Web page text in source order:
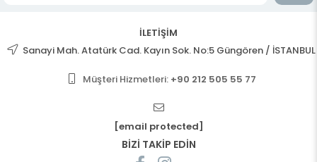
İLETİŞİM
Sanayi Mah. Atatürk Cad. Kayın Sok. No:5 Güngören / İSTANBUL
Müşteri Hizmetleri: +90 212 505 55 77
[email protected]
BİZİ TAKİP EDİN